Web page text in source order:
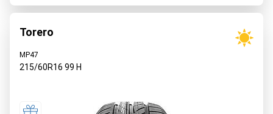
Torero
MP47
215/60R16 99 H